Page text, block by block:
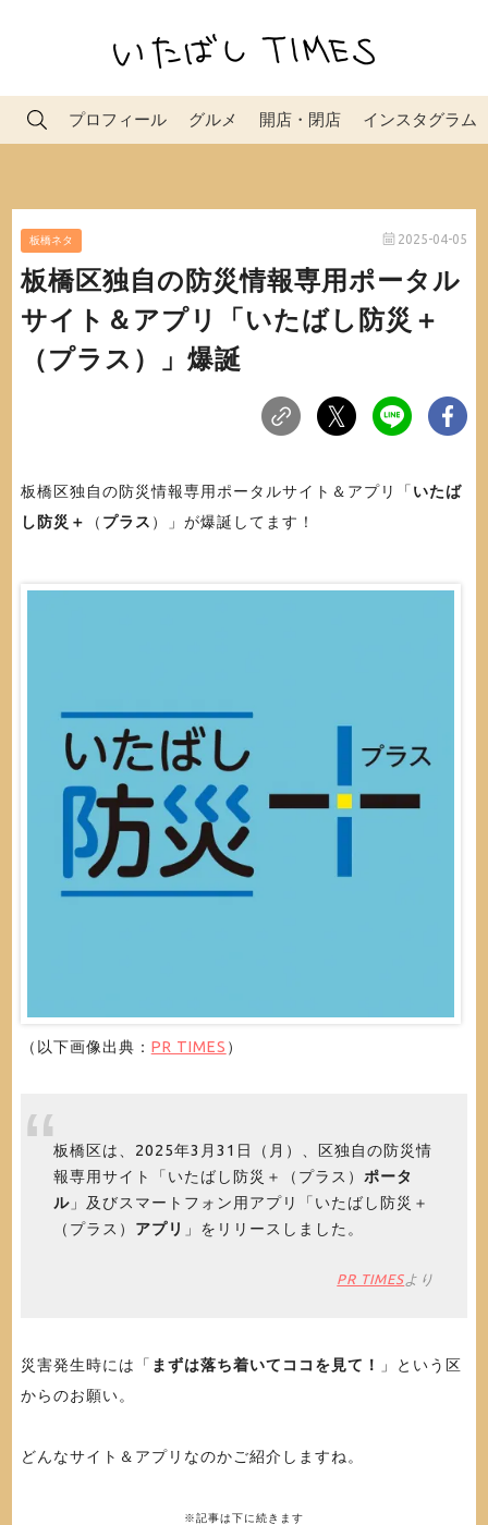
プロフィール グルメ 開店・閉店 インスタグラム
板橋ネタ 2025-04-05
板橋区独自の防災情報専用ポータル
サイト＆アプリ「いたばし防災＋
（プラス）」爆誕
板橋区独自の防災情報専用ポータルサイト＆アプリ「 いたば
し防災＋
（ プラス ）」が爆誕してます！
（以下画像出典： PR TIMES ）
板橋区は、2025年3月31日（月）、区独自の防災情
報専用サイト「いたばし防災＋（プラス） ポータ
ル」及びスマートフォン用アプリ「いたばし防災＋
（プラス） アプリ 」をリリースしました。
PR TIMESより
災害発生時には「 まずは落ち着いてココを見て！
」という区
からのお願い。
どんなサイト＆アプリなのかご紹介しますね。
※記事は下に続きます